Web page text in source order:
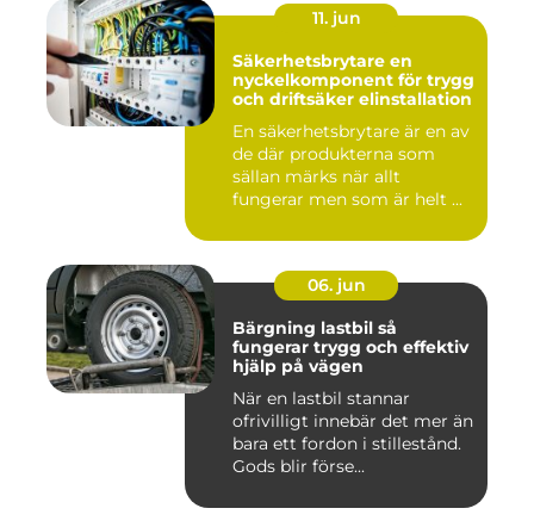
11. jun
Säkerhetsbrytare en
nyckelkomponent för trygg
och driftsäker elinstallation
En säkerhetsbrytare är en av
de där produkterna som
sällan märks när allt
fungerar men som är helt ...
06. jun
Bärgning lastbil så
fungerar trygg och effektiv
hjälp på vägen
När en lastbil stannar
ofrivilligt innebär det mer än
bara ett fordon i stillestånd.
Gods blir förse...